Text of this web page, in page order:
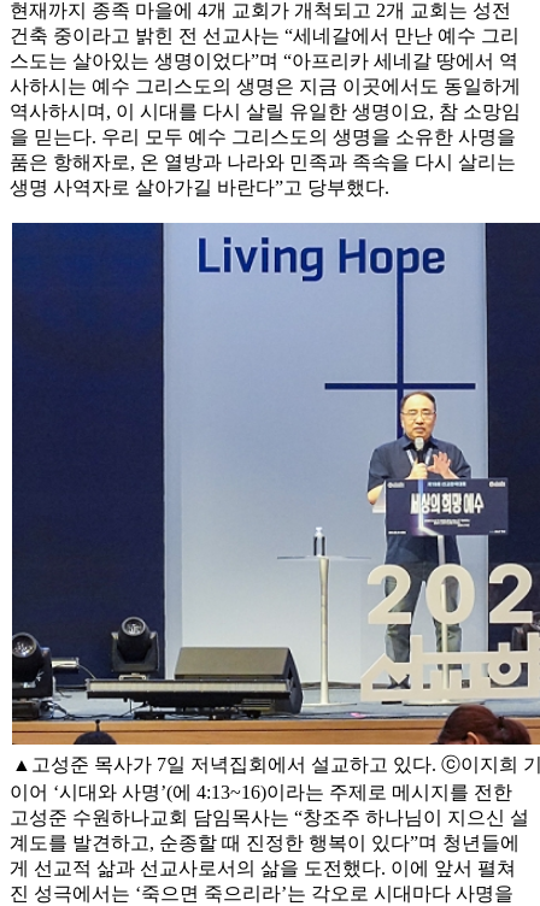
현재까지 종족 마을에 4개 교회가 개척되고 2개 교회는 성전
건축 중이라고 밝힌 전 선교사는 “세네갈에서 만난 예수 그리
스도는 살아있는 생명이었다”며 “아프리카 세네갈 땅에서 역
사하시는 예수 그리스도의 생명은 지금 이곳에서도 동일하게
역사하시며, 이 시대를 다시 살릴 유일한 생명이요, 참 소망임
을 믿는다. 우리 모두 예수 그리스도의 생명을 소유한 사명을
품은 항해자로, 온 열방과 나라와 민족과 족속을 다시 살리는
생명 사역자로 살아가길 바란다”고 당부했다.
▲고성준 목사가 7일 저녁집회에서 설교하고 있다. ⓒ이지희
이어 ‘시대와 사명’(에 4:13~16)이라는 주제로 메시지를 전한
고성준 수원하나교회 담임목사는 “창조주 하나님이 지으신 설
계도를 발견하고, 순종할 때 진정한 행복이 있다”며 청년들에
게 선교적 삶과 선교사로서의 삶을 도전했다. 이에 앞서 펼쳐
진 성극에서는 ‘죽으면 죽으리라’는 각오로 시대마다 사명을